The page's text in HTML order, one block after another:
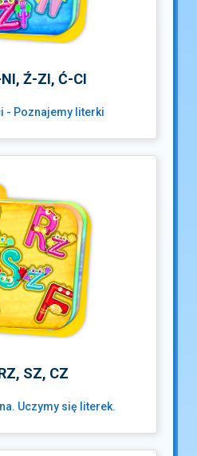
Ś-SI, Ń-NI, Ź-ZI, Ć-CI
- Poznajemy literki
SZ, CZ
Uczymy się literek.